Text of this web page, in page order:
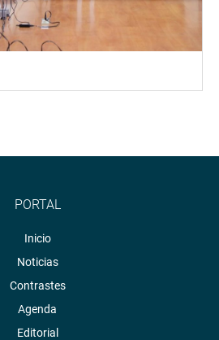
PORTAL
Inicio
Noticias
Contrastes
Agenda
Editorial